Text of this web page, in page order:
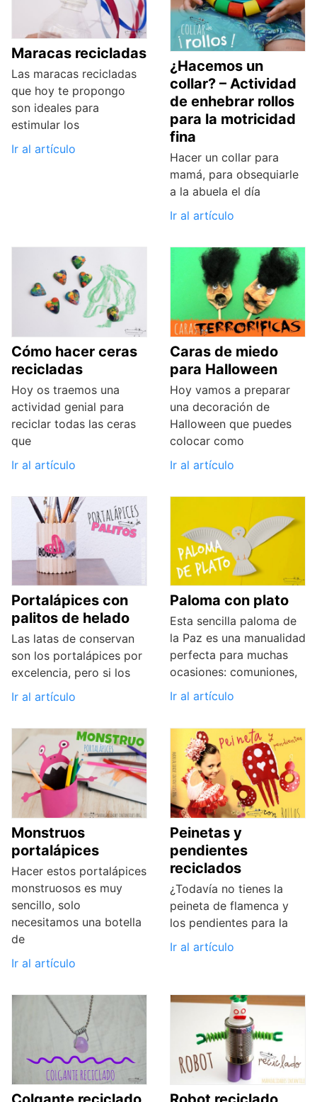
Maracas recicladas
Las maracas recicladas
que hoy te propongo
son ideales para
estimular los
Ir al artículo
¿Hacemos un
collar? – Actividad
de enhebrar rollos
para la motricidad
fina
Hacer un collar para
mamá, para obsequiarle
a la abuela el día
Ir al artículo
Cómo hacer ceras
recicladas
Hoy os traemos una
actividad genial para
reciclar todas las ceras
que
Ir al artículo
Caras de miedo
para Halloween
Hoy vamos a preparar
una decoración de
Halloween que puedes
colocar como
Ir al artículo
Portalápices con
palitos de helado
Las latas de conservan
son los portalápices por
excelencia, pero si los
Ir al artículo
Paloma con plato
Esta sencilla paloma de
la Paz es una manualidad
perfecta para muchas
ocasiones: comuniones,
Ir al artículo
Monstruos
portalápices
Hacer estos portalápices
monstruosos es muy
sencillo, solo
necesitamos una botella
de
Ir al artículo
Peinetas y
pendientes
reciclados
¿Todavía no tienes la
peineta de flamenca y
los pendientes para la
Ir al artículo